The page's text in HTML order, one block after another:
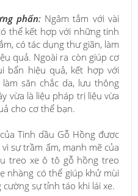
phấn:Ngâm tắm với vài
thể kết hợp với những tinh
có tác dụng thư giãn, làm
quả. Ngoài ra còn giúp cơ
bẩn hiệu quả, kết hợp với
săn chắc da, lưu thông
vừa là liệu pháp trị liệu vừa
cho cơ thể bạn.
Tinh dầu Gỗ Hồng được
sự trầm ấm, mạnh mẽ của
treo xe ô tô gỗ hồng treo
nhàng có thể giúp khử mùi
cường sự tỉnh táo khi lái xe.